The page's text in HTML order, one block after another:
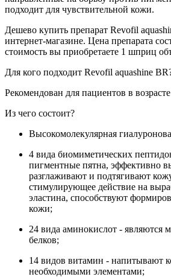
подходит для чувствительной кожи.
Дешево купить препарат Revofil
интернет-магазине. Цена препарата
стоимость вы приобретаете 1 шприц
Для кого подходит Revofil aquashine
Рекомендован для пациентов в
Из чего состоит?
Высокомолекулярная
4 вида биомиметических
пигментные пятна, эффективно
разглаживают и подтягивают
стимулирующее действие на
эластина, способствуют
кожи;
24 вида аминокислот - являются
белков;
14 видов витамин - напитывают
необходимыми элементами;